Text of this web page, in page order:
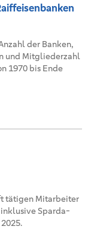
der Banken,
und Mitgliederzahl
1970 bis Ende
tätigen Mitarbeiter
Sparda-